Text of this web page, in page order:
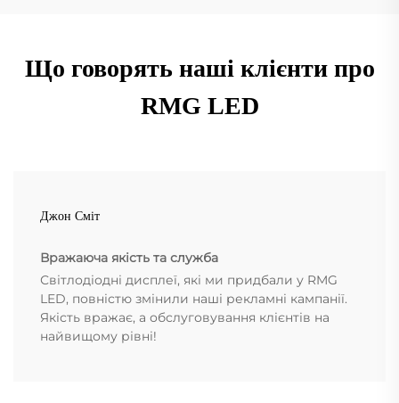
Що говорять наші клієнти про
RMG LED
Джон Сміт
Вражаюча якість та служба
Світлодіодні дисплеї, які ми придбали у RMG
LED, повністю змінили наші рекламні кампанії.
Якість вражає, а обслуговування клієнтів на
найвищому рівні!